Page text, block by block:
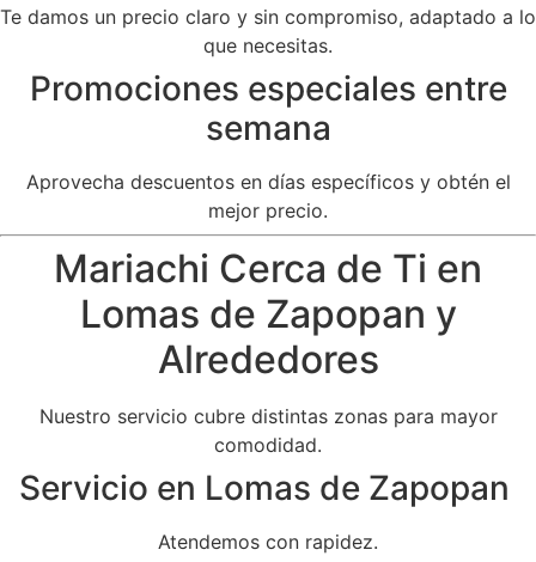
Te damos un precio claro y sin compromiso, adaptado a lo
que necesitas.
Promociones especiales entre
semana
Aprovecha descuentos en días específicos y obtén el
mejor precio.
Mariachi Cerca de Ti en
Lomas de Zapopan y
Alrededores
Nuestro servicio cubre distintas zonas para mayor
comodidad.
Servicio en Lomas de Zapopan
Atendemos con rapidez.